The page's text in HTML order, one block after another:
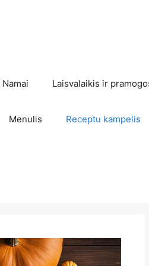
Namai Laisvalaikis ir
Menulis Receptu kampelis